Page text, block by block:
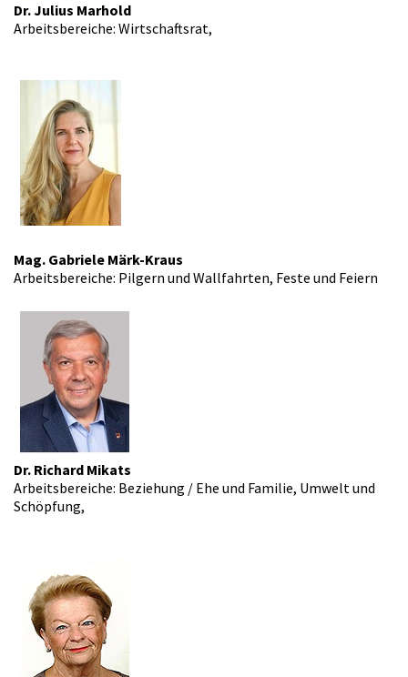
Dr. Julius Marhold
Arbeitsbereiche: Wirtschaftsrat,
Mag. Gabriele Märk-Kraus
Arbeitsbereiche: Pilgern und Wallfahrten, Feste und Feiern
Dr. Richard Mikats
Arbeitsbereiche: Beziehung / Ehe und Familie, Umwelt und
Schöpfung,